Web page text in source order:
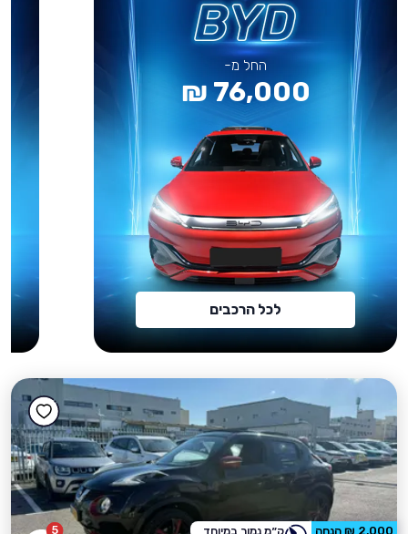
החל מ-
76,000 ₪
לכל הרכבים
5 2,000 ₪ הנחה ק״מ נמוך במיוחד